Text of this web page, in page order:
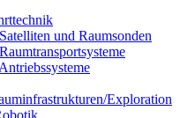
und Raumsonden
Exploration